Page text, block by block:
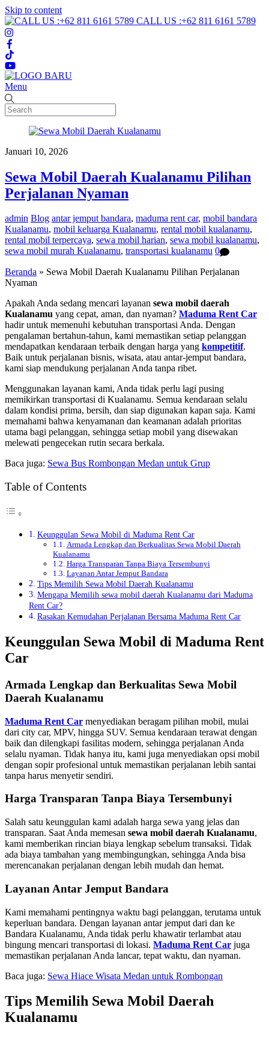
Skip to content
CALL US :+62 811 6161 5789
Menu
Januari 10, 2026
Sewa Mobil Daerah Kualanamu Pilihan
Perjalanan Nyaman
admin Blog antar jemput bandara, maduma rent car, mobil bandara
Kualanamu, mobil keluarga Kualanamu, rental mobil kualanamu,
rental mobil terpercaya, sewa mobil harian, sewa mobil kualanamu,
sewa mobil murah Kualanamu, transportasi kualanamu 0
Beranda » Sewa Mobil Daerah Kualanamu Pilihan Perjalanan
Nyaman
Apakah Anda sedang mencari layanan sewa mobil daerah
Kualanamu yang cepat, aman, dan nyaman? Maduma Rent Car
hadir untuk memenuhi kebutuhan transportasi Anda. Dengan
pengalaman bertahun-tahun, kami memastikan setiap pelanggan
mendapatkan kendaraan terbaik dengan harga yang kompetitif.
Baik untuk perjalanan bisnis, wisata, atau antar-jemput bandara,
kami siap mendukung perjalanan Anda tanpa ribet.
Menggunakan layanan kami, Anda tidak perlu lagi pusing
memikirkan transportasi di Kualanamu. Semua kendaraan selalu
dalam kondisi prima, bersih, dan siap digunakan kapan saja. Kami
memahami bahwa kenyamanan dan keamanan adalah prioritas
utama bagi pelanggan, sehingga setiap mobil yang disewakan
melewati pengecekan rutin secara berkala.
Baca juga: Sewa Bus Rombongan Medan untuk Grup
Table of Contents
Keunggulan Sewa Mobil di Maduma Rent Car
Armada Lengkap dan Berkualitas Sewa Mobil Daerah
Kualanamu
Harga Transparan Tanpa Biaya Tersembunyi
Layanan Antar Jemput Bandara
Tips Memilih Sewa Mobil Daerah Kualanamu
Mengapa Memilih sewa mobil daerah Kualanamu dari Maduma
Rent Car?
Rasakan Kemudahan Perjalanan Bersama Maduma Rent Car
Keunggulan Sewa Mobil di Maduma Rent
Car
Armada Lengkap dan Berkualitas Sewa Mobil
Daerah Kualanamu
Maduma Rent Car menyediakan beragam pilihan mobil, mulai
dari city car, MPV, hingga SUV. Semua kendaraan terawat dengan
baik dan dilengkapi fasilitas modern, sehingga perjalanan Anda
selalu nyaman. Tidak hanya itu, kami juga menyediakan opsi mobil
dengan sopir profesional untuk memastikan perjalanan lebih santai
tanpa harus menyetir sendiri.
Harga Transparan Tanpa Biaya Tersembunyi
Salah satu keunggulan kami adalah harga sewa yang jelas dan
transparan. Saat Anda memesan sewa mobil daerah Kualanamu,
kami memberikan rincian biaya lengkap sebelum transaksi. Tidak
ada biaya tambahan yang membingungkan, sehingga Anda bisa
merencanakan perjalanan dengan lebih mudah dan hemat.
Layanan Antar Jemput Bandara
Kami memahami pentingnya waktu bagi pelanggan, terutama untuk
keperluan bandara. Dengan layanan antar jemput dari dan ke
Bandara Kualanamu, Anda tidak perlu khawatir terlambat atau
bingung mencari transportasi di lokasi. Maduma Rent Car juga
memastikan perjalanan Anda lancar, tepat waktu, dan nyaman.
Baca juga: Sewa Hiace Wisata Medan untuk Rombongan
Tips Memilih Sewa Mobil Daerah
Kualanamu